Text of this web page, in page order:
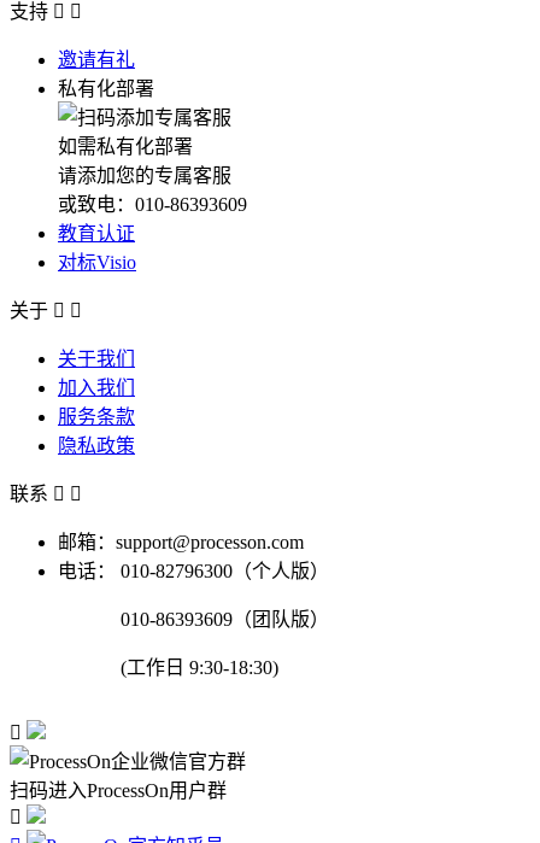
支持  
邀请有礼
私有化部署
如需私有化部署
请添加您的专属客服
或致电：010-86393609
教育认证
对标Visio
关于  
关于我们
加入我们
服务条款
隐私政策
联系  
邮箱：support@processon.com
电话：
010-82796300（个人版）
010-86393609（团队版）
(工作日 9:30-18:30)

扫码进入ProcessOn用户群
